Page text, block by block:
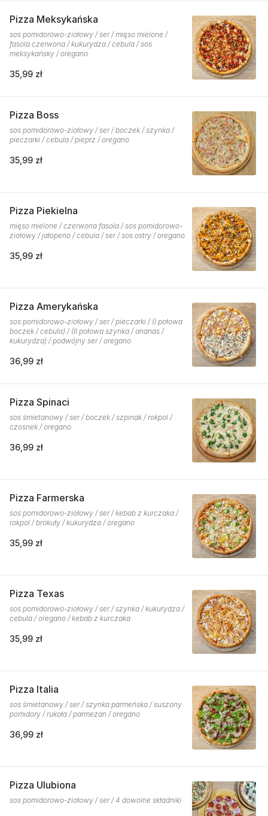
Pizza Meksykańska
sos pomidorowo-ziołowy / ser / mięso mielone /
fasola czerwona / kukurydza / cebula / sos
meksykańsky / oregano
35,99 zł
Pizza Boss
sos pomidorowo-ziołowy / ser / boczek / szynka /
pieczarki / cebula / pieprz / oregano
35,99 zł
Pizza Piekielna
mięso mielone / czerwona fasola / sos pomidorowo-
ziołowy / jałopeno / cebula / ser / sos ostry / oregano
35,99 zł
Pizza Amerykańska
sos pomidorowo-ziołowy / ser / pieczarki / (I połowa
boczek / cebula) / (II połowa szynka / ananas /
kukurydza) / podwójny ser / oregano
36,99 zł
Pizza Spinaci
sos śmietanowy / ser / boczek / szpinak / rokpol /
czosnek / oregano
36,99 zł
Pizza Farmerska
sos pomidorowo-ziołowy / ser / kebab z kurczaka /
rokpol / brokuły / kukurydza / oregano
35,99 zł
Pizza Texas
sos pomidorowo-ziołowy / ser / szynka / kukurydza /
cebula / oregano / kebab z kurczaka
35,99 zł
Pizza Italia
sos śmietanowy / ser / szynka parmeńska / suszony
pomidory / rukoła / parmezan / oregano
36,99 zł
Pizza Ulubiona
sos pomidorowo-ziołowy / ser / 4 dowolne składniki